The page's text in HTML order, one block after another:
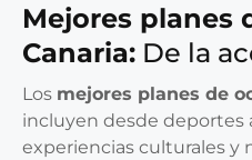
Mejores planes
Canaria: De la
Los mejores planes de
incluyen desde deportes
experiencias culturales y